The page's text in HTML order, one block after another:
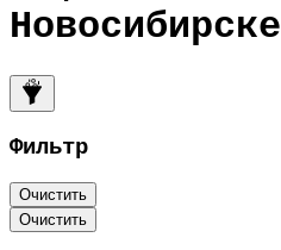
Новосибирске
Фильтр
Очистить
Очистить